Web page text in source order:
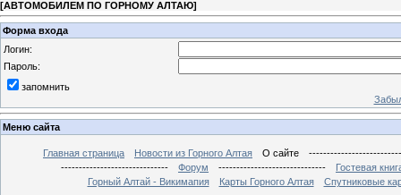
[АВТОМОБИЛЕМ ПО ГОРНОМУ АЛТАЮ]
Форма входа
Логин:
Пароль:
запомнить
Меню сайта
Главная страница Новости из Горного Алтая О сайте
------------------------------
Форум ------------------------------
Гостевая
Горный Алтай - Викимапия
Карты Горного Алтая Спутниковые